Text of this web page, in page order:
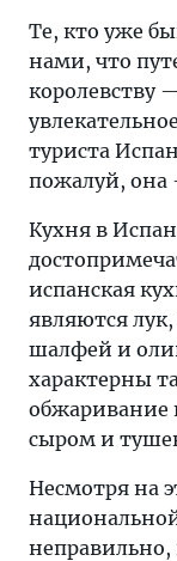
Те, кто уже
нами, что
королевству
туриста
пожалуй,
Кухня в
испанская
являются
шалфей и
характерны
обжаривание
сыром и
Несмотря на